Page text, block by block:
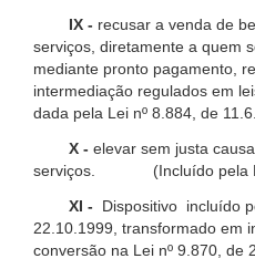
IX - recusar a venda de
serviços, diretamente a quem
mediante pronto pagamento,
intermediação regulados
dada pela Lei nº 8.884, de
X - elevar sem justa
serviços. (Incluído pela Lei
XI -
Dispositivo incluído
22.10.1999, transformado em
conversão na Lei nº 9.870, de